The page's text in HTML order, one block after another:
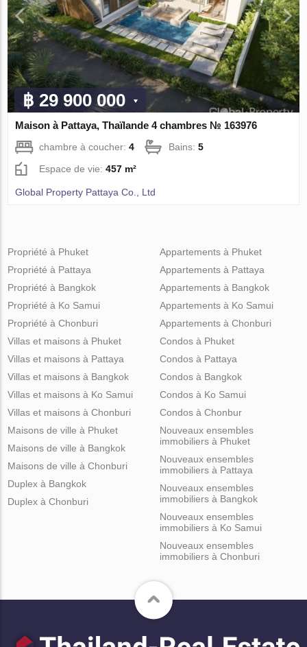
฿ 29 900 000
Maison à Pattaya, Thaïlande 4 chambres № 163976
chambre à coucher:4 Bains:5
Espace de vie:457 m²
Global Property Pattaya Co., Ltd
Propriété à Phuket
Propriété à Pattaya
Propriété à Bangkok
Propriété à Ko Samui
Propriété à Chonburi
Appartements à Phuket
Appartements à Pattaya
Appartements à Bangkok
Appartements à Ko Samui
Appartements à Chonburi
Villas et maisons à Phuket
Villas et maisons à Pattaya
Villas et maisons à Bangkok
Villas et maisons à Ko Samui
Villas et maisons à Chonburi
Condos à Phuket
Condos à Pattaya
Condos à Bangkok
Condos à Ko Samui
Condos à Chonbur
Maisons de ville à Phuket
Maisons de ville à Bangkok
Maisons de ville à Chonburi
Duplex à Bangkok
Duplex à Chonburi
Nouveaux ensembles
immobiliers à Phuket
Nouveaux ensembles
immobiliers à Pattaya
Nouveaux ensembles
immobiliers à Bangkok
Nouveaux ensembles
immobiliers à Ko Samui
Nouveaux ensembles
immobiliers à Chonburi